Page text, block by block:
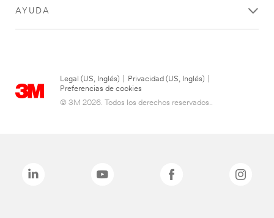
AYUDA
Legal (US, Inglés) Privacidad (US, Inglés)
Preferencias de cookies
© 3M 2026. Todos los derechos reservados..